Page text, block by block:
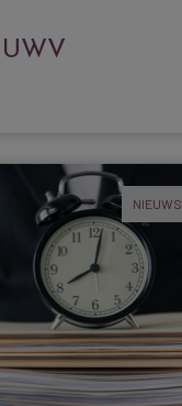
NIEUWS